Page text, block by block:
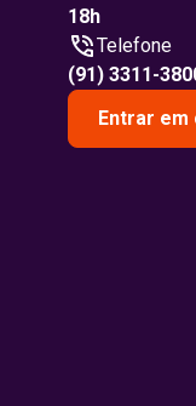
18h
Telefone
(91) 3311-
Entrar em